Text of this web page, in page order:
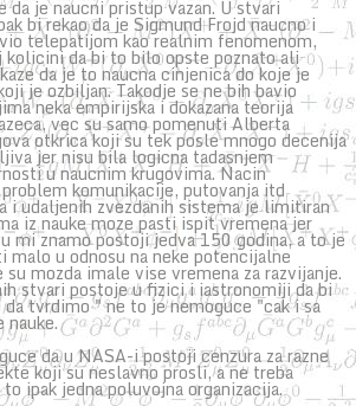
je naucni pristup vazan. U stvari
bi rekao da je Sigmund Frojd naucno i
telepatijom kao realnim fenomenom,
kolicini da bi to bilo opste poznato ali
da je to naucna cinjenica do koje je
je ozbiljan. Takodje se ne bih bavio
neka empirijska i dokazana teorija
vec su samo pomenuti Alberta
otkrica koji su tek posle mnogo decenija
jer nisu bila logicna tadasnjem
u naucnim krugovima. Nacin
komunikacije, putovanja itd
i udaljenih zvezdanih sistema je limitiran
iz nauke moze pasti ispit vremena jer
mi znamo postoji jedva 150 godina, a to je
malo u odnosu na neke potencijalne
mozda imale vise vremena za razvijanje.
stvari postoje u fizici i iastronomiji da bi
tvrdimo " ne to je nemoguce "cak i sa
nauke.
da u NASA-i postoji cenzura za razne
koji su neslavno prosli, a ne treba
ipak jedna poluvojna organizacija.